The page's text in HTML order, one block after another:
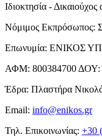
Ιδιοκτησία -
Νόμιμος Εκπρόσωπος:
Επωνυμία: ΕΝΙΚΟΣ
ΑΦΜ: 800384700 ΔΟΥ:
Έδρα: Πλαστήρα
Email: info@enikos.gr
Τηλ. Επικοινωνίας: +30